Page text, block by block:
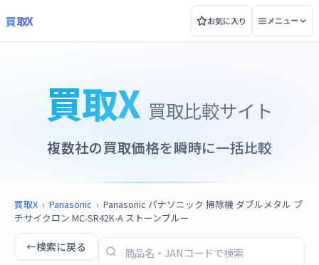
買取X お気に入り メニュー
買取X 買取比較サイト
複数社の買取価格を瞬時に一括比較
買取X › Panasonic › Panasonic パナソニック 掃除機 ダブルメタル プ
チサイクロン MC-SR42K-A ストーンブルー
←検索に戻る